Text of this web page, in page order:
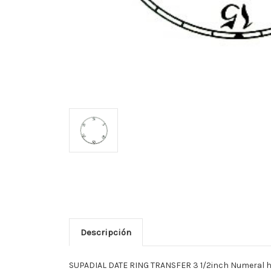
Descripción
SUPADIAL DATE RING TRANSFER 3 1/2inch